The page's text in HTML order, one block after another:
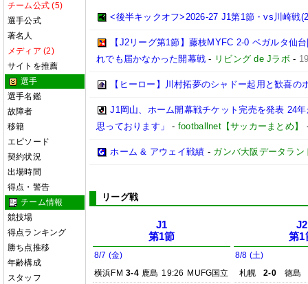
チーム公式 (5)
選手公式
著名人
メディア (2)
サイトを推薦
選手
選手名鑑
故障者
移籍
エピソード
契約状況
出場時間
得点・警告
チーム情報
競技場
得点ランキング
勝ち点推移
年齢構成
スタッフ
<後半キックオフ>2026-27 J1第1節・vs川崎戦
【J2リーグ第1節】藤枝MYFC 2-0 ベガルタ仙
れでも届かなかった開幕戦 - リビング de Jラボ-
【ヒーロー】川村拓夢のシャドー起用と歓喜の
J1岡山、ホーム開幕戦チケット完売を発表 24
思っております」
- footballnet【サッカーまとめ】
ホーム & アウェイ戦績 - ガンバ大阪データラ
リーグ戦
J1
第1節
8/7 (金)
横浜FM 3-4 鹿島 19:26 MUFG国立
J2
第1
8/8 (土)
札幌
2-0
徳島